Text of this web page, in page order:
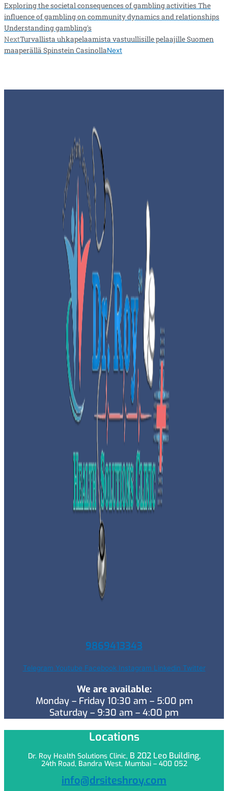
Exploring the societal consequences of gambling activities The
influence of gambling on community dynamics and relationships
Understanding gambling's
NextTurvallista uhkapelaamista vastuullisille pelaajille Suomen
maaperällä Spinstein CasinollaNext
9869413343
Telegram Youtube Facebook Instagram Linkedin Twitter
We are available:
Monday – Friday 10:30 am – 5:00 pm
Saturday – 9:30 am – 4:00 pm
Locations
Dr. Roy Health Solutions Clinic, B 202 Leo Building,
24th Road, Bandra West, Mumbai – 400 052
info@drsiteshroy.com